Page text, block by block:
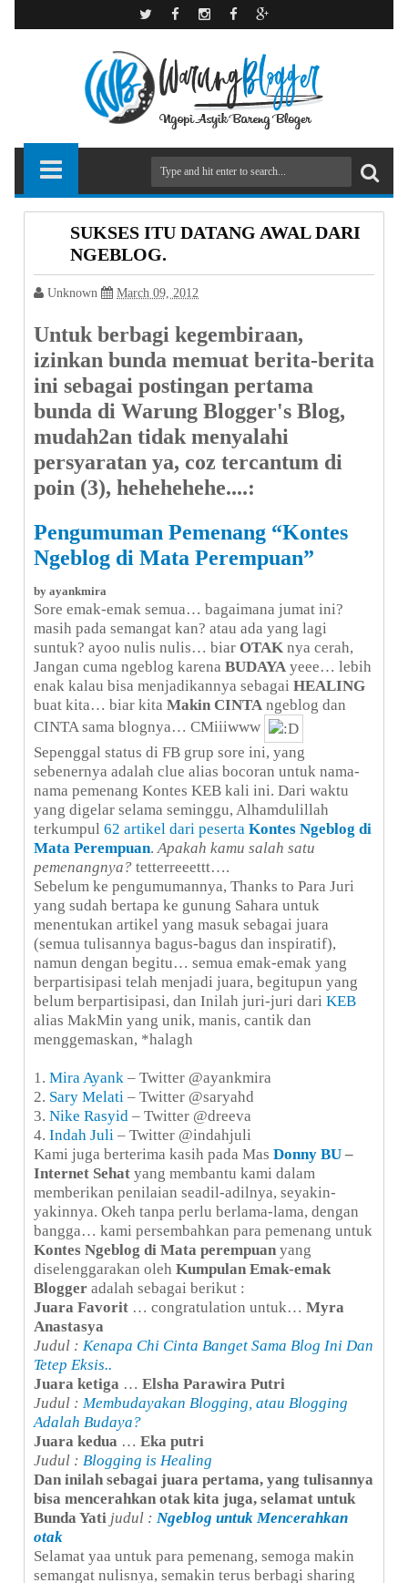
SUKSES ITU DATANG AWAL DARI
NGEBLOG.
Unknown March 09, 2012
Untuk berbagi kegembiraan,
izinkan bunda memuat berita-berita
ini sebagai postingan pertama
bunda di Warung Blogger's Blog,
mudah2an tidak menyalahi
persyaratan ya, coz tercantum di
poin (3), hehehehehe....:
Pengumuman Pemenang “Kontes
Ngeblog di Mata Perempuan”
by ayankmira
Sore emak-emak semua… bagaimana jumat ini?
masih pada semangat kan? atau ada yang lagi
suntuk? ayoo nulis nulis… biar OTAK nya cerah,
Jangan cuma ngeblog karena BUDAYA yeee… lebih
enak kalau bisa menjadikannya sebagai HEALING
buat kita… biar kita Makin CINTA ngeblog dan
CINTA sama blognya… CMiiiwww
Sepenggal status di FB grup sore ini, yang
sebenernya adalah clue alias bocoran untuk nama-
nama pemenang Kontes KEB kali ini. Dari waktu
yang digelar selama seminggu, Alhamdulillah
terkumpul 62 artikel dari peserta Kontes Ngeblog di
Mata Perempuan. Apakah kamu salah satu
pemenangnya? tetterreeettt….
Sebelum ke pengumumannya, Thanks to Para Juri
yang sudah bertapa ke gunung Sahara untuk
menentukan artikel yang masuk sebagai juara
(semua tulisannya bagus-bagus dan inspiratif),
namun dengan begitu… semua emak-emak yang
berpartisipasi telah menjadi juara, begitupun yang
belum berpartisipasi, dan Inilah juri-juri dari KEB
alias MakMin yang unik, manis, cantik dan
menggemaskan, *halagh
1. Mira Ayank – Twitter @ayankmira
2. Sary Melati – Twitter @saryahd
3. Nike Rasyid – Twitter @dreeva
4. Indah Juli – Twitter @indahjuli
Kami juga berterima kasih pada Mas Donny BU –
Internet Sehat yang membantu kami dalam
memberikan penilaian seadil-adilnya, seyakin-
yakinnya. Okeh tanpa perlu berlama-lama, dengan
bangga… kami persembahkan para pemenang untuk
Kontes Ngeblog di Mata perempuan yang
diselenggarakan oleh Kumpulan Emak-emak
Blogger adalah sebagai berikut :
Juara Favorit … congratulation untuk… Myra
Anastasya
Judul : Kenapa Chi Cinta Banget Sama Blog Ini Dan
Tetep Eksis..
Juara ketiga … Elsha Parawira Putri
Judul : Membudayakan Blogging, atau Blogging
Adalah Budaya?
Juara kedua … Eka putri
Judul : Blogging is Healing
Dan inilah sebagai juara pertama, yang tulisannya
bisa mencerahkan otak kita juga, selamat untuk
Bunda Yati judul : Ngeblog untuk Mencerahkan
otak
Selamat yaa untuk para pemenang, semoga makin
semangat nulisnya, semakin terus berbagi sharing